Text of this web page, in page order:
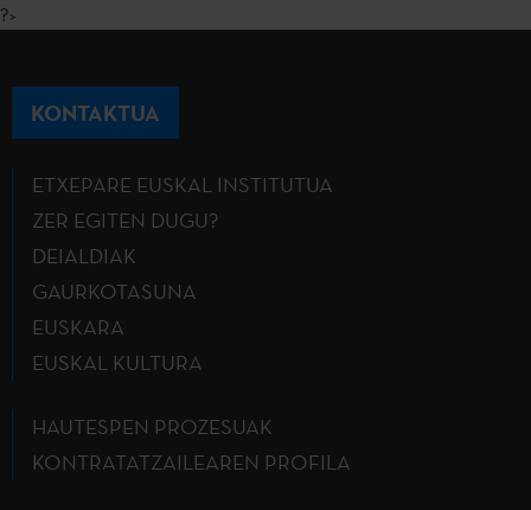
?>
KONTAKTUA
ETXEPARE EUSKAL INSTITUTUA
ZER EGITEN DUGU?
DEIALDIAK
GAURKOTASUNA
EUSKARA
EUSKAL KULTURA
HAUTESPEN PROZESUAK
KONTRATATZAILEAREN PROFILA